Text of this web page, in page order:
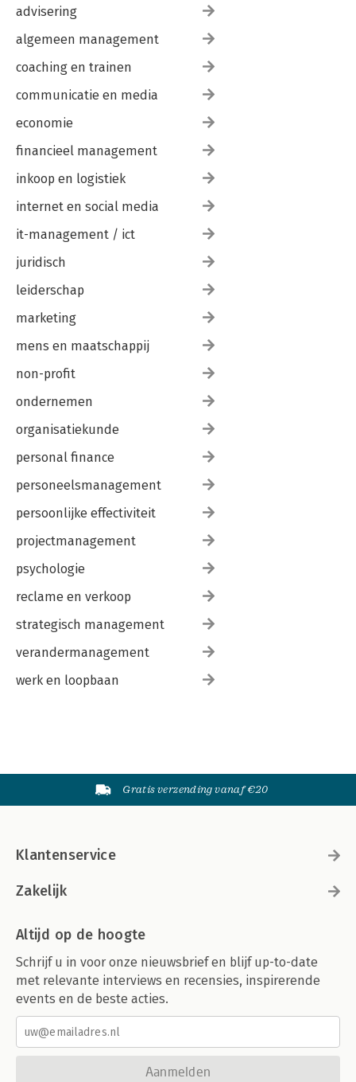
advisering
algemeen management
coaching en trainen
communicatie en media
economie
financieel management
inkoop en logistiek
internet en social media
it-management / ict
juridisch
leiderschap
marketing
mens en maatschappij
non-profit
ondernemen
organisatiekunde
personal finance
personeelsmanagement
persoonlijke effectiviteit
projectmanagement
psychologie
reclame en verkoop
strategisch management
verandermanagement
werk en loopbaan
Gratis verzending vanaf €20
Klantenservice
Zakelijk
Altijd op de hoogte
Schrijf u in voor onze nieuwsbrief en blijf up-to-date
met relevante interviews en recensies, inspirerende
events en de beste acties.
Aanmelden